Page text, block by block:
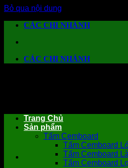
Bỏ qua nội dung
CÁC CHI NHÁNH
CÁC CHI NHÁNH
Trang Chủ
Sản phẩm
Tấm Cemboard
Tấm Cemboard
Tấm Cemboard
Tấm Cemboard